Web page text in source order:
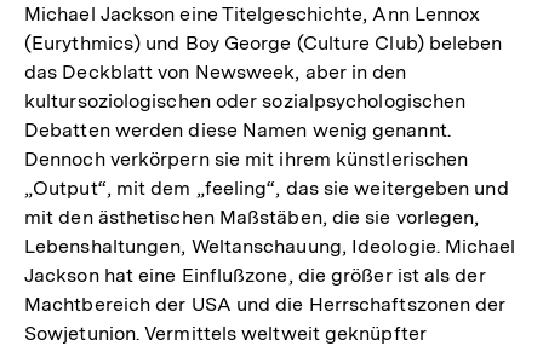
Michael Jackson eine Titelgeschichte, Ann Lennox
(Eurythmics) und Boy George (Culture Club) beleben
das Deckblatt von Newsweek, aber in den
kultursoziologischen oder sozialpsychologischen
Debatten werden diese Namen wenig genannt.
Dennoch verkörpern sie mit ihrem künstlerischen
„Output“, mit dem „feeling“, das sie weitergeben und
mit den ästhetischen Maßstäben, die sie vorlegen,
Lebenshaltungen, Weltanschauung, Ideologie. Michael
Jackson hat eine Einflußzone, die größer ist als der
Machtbereich der USA und die Herrschaftszonen der
Sowjetunion. Vermittels weltweit geknüpfter